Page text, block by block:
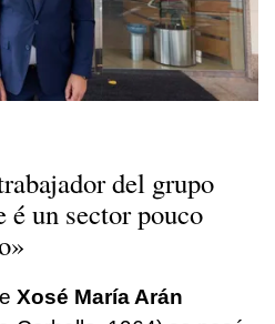
del grupo
é un sector pouco
»
Xosé María Arán